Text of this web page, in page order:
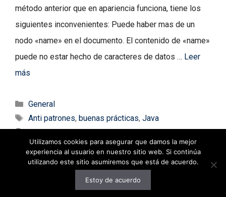
método anterior que en apariencia funciona, tiene los
siguientes inconvenientes: Puede haber mas de un
nodo «name» en el documento. El contenido de «name»
puede no estar hecho de caracteres de datos … Leer
más
Categorías
General
Etiquetas
Anti patrones, buenas prácticas, Java
Deja un comentario
© 2026 decodigo.com• Creado con
Utilizamos cookies para asegurar que damos la mejor
experiencia al usuario en nuestro sitio web. Si continúa
utilizando este sitio asumiremos que está de acuerdo.
Estoy de acuerdo